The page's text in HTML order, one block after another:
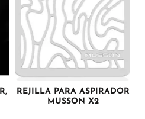
REJILLA PARA ASPIRADOR
MUSSON X2